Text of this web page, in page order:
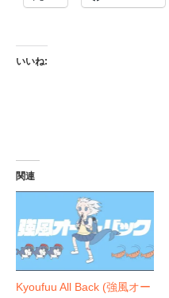
いいね:
関連
Kyoufuu All Back (強風オー